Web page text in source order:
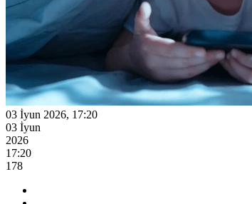
03 İyun 2026, 17:20
03 İyun
2026
17:20
178